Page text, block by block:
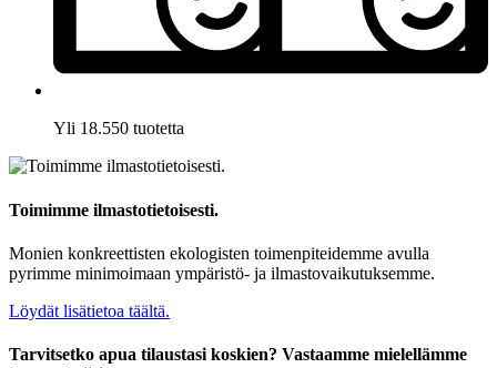
Yli 18.550 tuotetta
Toimimme ilmastotietoisesti.
Monien konkreettisten ekologisten toimenpiteidemme avulla
pyrimme minimoimaan ympäristö- ja ilmastovaikutuksemme.
Löydät lisätietoa täältä.
Tarvitsetko apua tilaustasi koskien? Vastaamme mielellämme